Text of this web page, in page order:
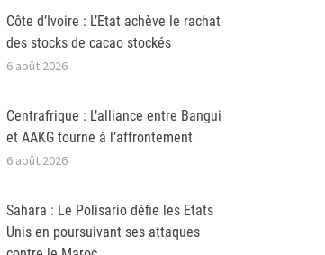
Côte d’Ivoire : L’Etat achève le rachat
des stocks de cacao stockés
6 août 2026
Centrafrique : L’alliance entre Bangui
et AAKG tourne à l’affrontement
6 août 2026
Sahara : Le Polisario défie les Etats
Unis en poursuivant ses attaques